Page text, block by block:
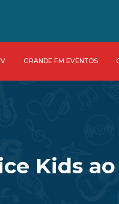
GRANDE FM EVENTOS
Kids